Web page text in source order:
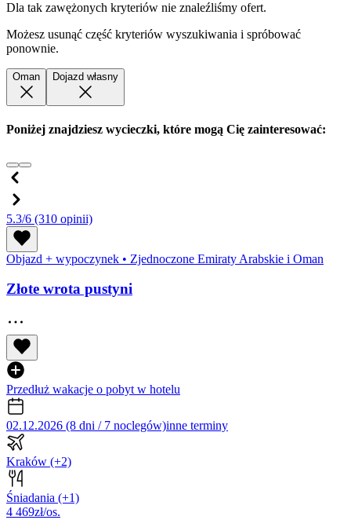
Dla tak zawężonych kryteriów nie znaleźliśmy ofert.
Możesz usunąć część kryteriów wyszukiwania i spróbować
ponownie.
Oman Dojazd własny
Poniżej znajdziesz wycieczki, które mogą Cię zainteresować:
5.3/6 (310 opinii)
Objazd + wypoczynek • Zjednoczone Emiraty Arabskie i Oman
Złote wrota pustyni
Przedłuż wakacje o pobyt w hotelu
02.12.2026 (8 dni / 7 noclegów)inne terminy
Kraków (+2)
Śniadania (+1)
4 469zł/os.